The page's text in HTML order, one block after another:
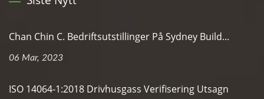
Chan Chin C. Bedriftsutstillinger På Sydney Build...
06 Mar, 2023
ISO 14064-1:2018 Drivhusgass Verifisering Utsagn